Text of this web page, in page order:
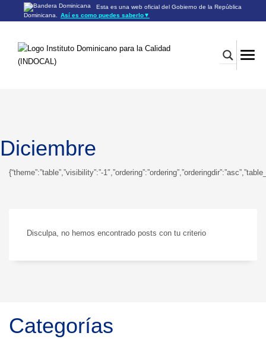
Esta es una web oficial del Gobierno de la República
Dominicana.
Así es como puedes saberlo▼
Los sitios web oficiales utilizan .gob.do o .gov.do
Los sitios web oficiales .gob.do o .gov.do seguros utilizan
HTTPS
Diciembre
{“theme”:”table”,”visibility”:”-
Disculpa, no hemos encontrado posts con tu criterio
Categorías